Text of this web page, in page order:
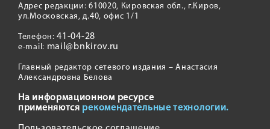
Адрес редакции: 610020, Кировская обл., г.Киров,
ул.Московская, д.40, офис 1/1
Телефон:41-04-28
e-mail: mail@bnkirov.ru
Главный редактор сетевого издания – Анастасия
Александровна Белова
На информационном ресурсе
применяются рекомендательные технологии.